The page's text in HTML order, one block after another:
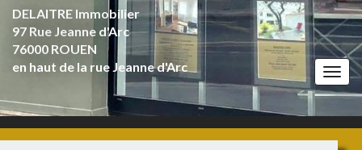
DELAITRE Immobilier
97 Rue Jeanne d'Arc
76000 ROUEN
en haut de la rue Jeanne d'Arc